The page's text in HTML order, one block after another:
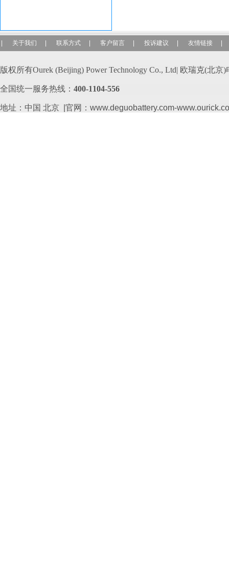
版权所有Ourek (Beijing) Power Technology Co., Ltd| 欧瑞克(北
全国统一服务热线： 400-1104-556
地址：中国 北京 |官网：www.deguobattery.com-
关于我们 联系方式 客户留言 投诉建议 友情链接